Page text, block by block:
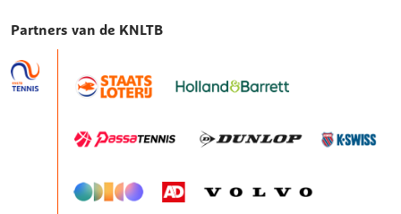
Partners van de KNLTB